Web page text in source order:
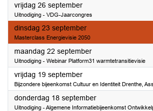
vrijdag 26 september2025
Uitnodiging - VDG-Jaarcongres
dinsdag 23 september2025
Masterclass Energievisie 2050
maandag 22 september2025
Uitnodiging - Webinar Platform31 warmtetransitievisie
vrijdag 19 september2025
Bijzondere bijeenkomst Cultuur en Identiteit Drenthe,
donderdag 18 september2025
Uitnodiging - Algemene Informatiebijeenkomst